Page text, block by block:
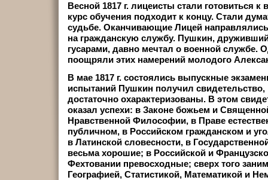
Весной 1817 г. лицеисты стали готовиться
курс обучения подходит к концу. Стали
судьбе. Оканчивающие Лицей
на гражданскую службу. Пушкин,
гусарами, давно мечтал о военной службе.
поощряли этих намерений молодого
В мае 1817 г. состоялись выпускные
испытаний Пушкин получил свидетельство,
достаточно охарактеризованы. В этом
оказал успехи: в Законе божьем и
Нравственной Философии, в Праве
публичном, в Российском гражданском и
в Латинской словесности, в
весьма хорошие; в Российской и
Фехтовании превосходные; сверх того
Географией, Статистикой, Математикой и